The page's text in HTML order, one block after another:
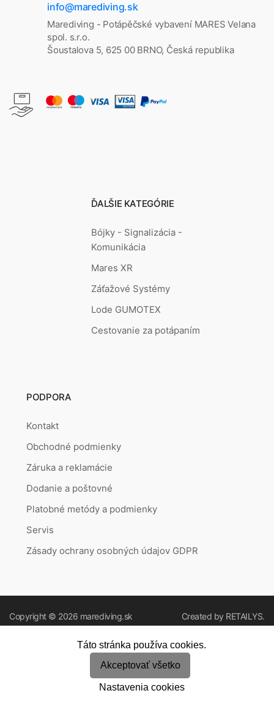
info@marediving.sk
Marediving - Potápěčské vybavení MARES Velana
spol. s.r.o.
Šoustalova 5, 625 00 BRNO, Česká republika
ĎALŠIE KATEGÓRIE
Bójky - Signalizácia -
Komunikácia
Mares XR
Záťažové Systémy
Lode GUMOTEX
Cestovanie za potápaním
PODPORA
Kontakt
Obchodné podmienky
Záruka a reklamácie
Dodanie a poštovné
Platobné metódy a podmienky
Servis
Zásady ochrany osobných údajov GDPR
Copyright © 2026 marediving.sk Created by RETAILYS.
Táto stránka používa cookies.
Akceptovať všetko
Nastavenia cookies